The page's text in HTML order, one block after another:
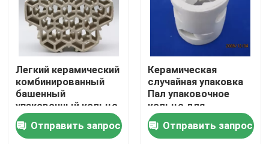
Домой
Продукты
Легкий керамический
комбинированный
башенный
упаковочный кольцо
для мытья бензола и
аммиака
Отправить запрос
Керамическая
случайная упаковка
Пал упаковочное
кольцо для
адсорбционной
колонны
Отправить запрос